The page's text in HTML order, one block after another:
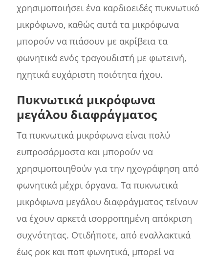
χρησιμοποιήσει ένα καρδιοειδές πυκνωτικό
μικρόφωνο, καθώς αυτά τα μικρόφωνα
μπορούν να πιάσουν με ακρίβεια τα
φωνητικά ενός τραγουδιστή με φωτεινή,
ηχητικά ευχάριστη ποιότητα ήχου.
Πυκνωτικά μικρόφωνα
μεγάλου διαφράγματος
Τα πυκνωτικά μικρόφωνα είναι πολύ
ευπροσάρμοστα και μπορούν να
χρησιμοποιηθούν για την ηχογράφηση από
φωνητικά μέχρι όργανα. Τα πυκνωτικά
μικρόφωνα μεγάλου διαφράγματος τείνουν
να έχουν αρκετά ισορροπημένη απόκριση
συχνότητας. Οτιδήποτε, από εναλλακτικά
έως ροκ και ποπ φωνητικά, μπορεί να